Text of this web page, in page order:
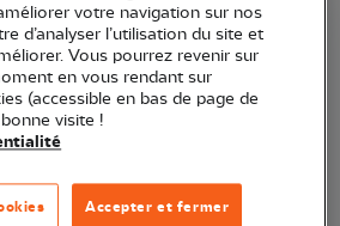
LPO Centre-Val de Loire
votre navigation sur nos
d’analyser l’utilisation du site et
Vous pourrez revenir sur
en vous rendant sur
(accessible en bas de page de
visite !
Accepter et fermer